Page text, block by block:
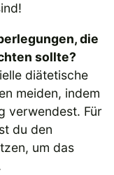
die
sollte?
diätetische
meiden, indem
verwendest. Für
du den
um das